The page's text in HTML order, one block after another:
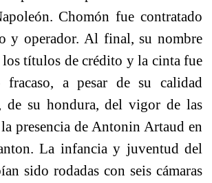
Chomón fue contratado
y operador. Al final, su nombre
los títulos de crédito y la cinta fue
fracaso, a pesar de su calidad
de su hondura, del vigor de las
presencia de Antonin Artaud en
La infancia y juventud del
sido rodadas con seis cámaras